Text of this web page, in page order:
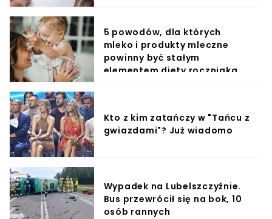
5 powodów, dla których
mleko i produkty mleczne
powinny być stałym
elementem diety roczniaka
Kto z kim zatańczy w "Tańcu z
gwiazdami"? Już wiadomo
Wypadek na Lubelszczyźnie.
Bus przewrócił się na bok, 10
osób rannych